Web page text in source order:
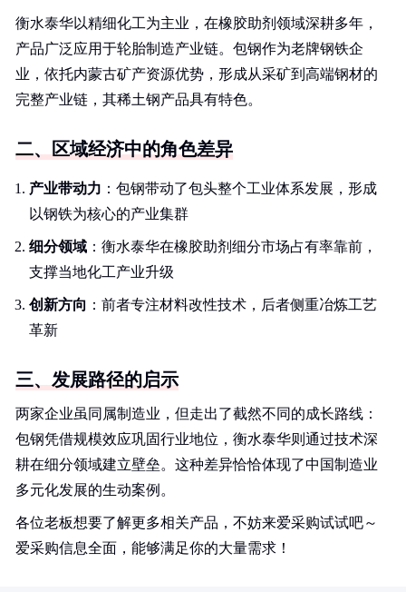
衡水泰华以精细化工为主业，在橡胶助剂领域深耕多年，
产品广泛应用于轮胎制造产业链。包钢作为老牌钢铁企
业，依托内蒙古矿产资源优势，形成从采矿到高端钢材的
完整产业链，其稀土钢产品具有特色。
二、区域经济中的角色差异
产业带动力 ：包钢带动了包头整个工业体系发展，形成
以钢铁为核心的产业集群
细分领域 ：衡水泰华在橡胶助剂细分市场占有率靠前，
支撑当地化工产业升级
创新方向 ：前者专注材料改性技术，后者侧重冶炼工艺
革新
三、发展路径的启示
两家企业虽同属制造业，但走出了截然不同的成长路线：
包钢凭借规模效应巩固行业地位，衡水泰华则通过技术深
耕在细分领域建立壁垒。这种差异恰恰体现了中国制造业
多元化发展的生动案例。
各位老板想要了解更多相关产品，不妨来爱采购试试吧～
爱采购信息全面，能够满足你的大量需求！